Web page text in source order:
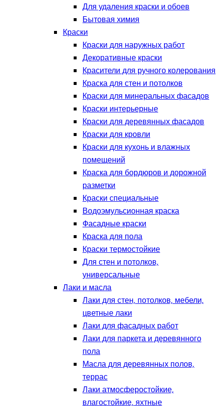
Для удаления краски и обоев
Бытовая химия
Краски
Краски для наружных работ
Декоративные краски
Красители для ручного колерования
Краска для стен и потолков
Краски для минеральных фасадов
Краски интерьерные
Краски для деревянных фасадов
Краски для кровли
Краски для кухонь и влажных
помещений
Краска для бордюров и дорожной
разметки
Краски специальные
Водоэмульсионная краска
Фасадные краски
Краска для пола
Краски термостойкие
Для стен и потолков,
универсальные
Лаки и масла
Лаки для стен, потолков, мебели,
цветные лаки
Лаки для фасадных работ
Лаки для паркета и деревянного
пола
Масла для деревянных полов,
террас
Лаки атмосферостойкие,
влагостойкие, яхтные